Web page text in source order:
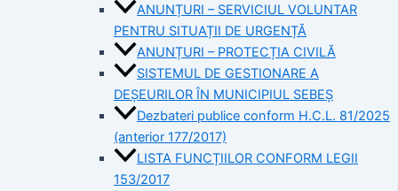
ANUNȚURI – SERVICIUL VOLUNTAR
PENTRU SITUAȚII DE URGENȚĂ
ANUNȚURI – PROTECȚIA CIVILĂ
SISTEMUL DE GESTIONARE A
DEȘEURILOR ÎN MUNICIPIUL SEBEȘ
Dezbateri publice conform H.C.L. 81/2025
(anterior 177/2017)
LISTA FUNCȚIILOR CONFORM LEGII
153/2017